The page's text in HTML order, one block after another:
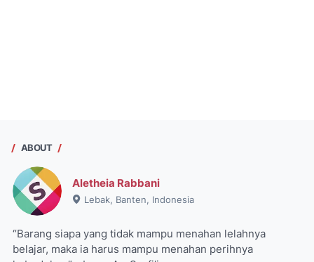
ABOUT
Aletheia Rabbani
Lebak, Banten, Indonesia
“Barang siapa yang tidak mampu menahan lelahnya
belajar, maka ia harus mampu menahan perihnya